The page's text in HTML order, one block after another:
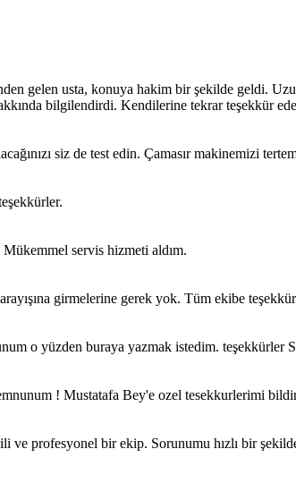
gelen usta, konuya hakim bir şekilde geldi.
bilgilendirdi. Kendilerine tekrar teşekkür
siz de test edin. Çamasır makinemizi
Mükemmel servis hizmeti aldım.
girmelerine gerek yok. Tüm ekibe
o yüzden buraya yazmak istedim. teşekkürler
! Mustatafa Bey'e ozel tesekkurlerimi
ve profesyonel bir ekip. Sorunumu hızlı bir